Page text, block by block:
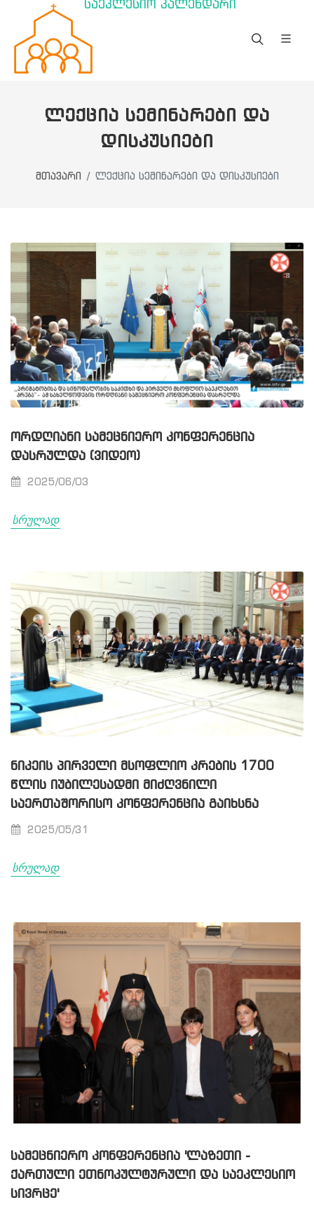
საეკლესიო კალენდარი
ᲚᲔᲥᲪᲘᲐ ᲡᲔᲛᲘᲜᲐᲠᲔᲑᲘ ᲓᲐ
ᲓᲘᲡᲙᲣᲡᲘᲔᲑᲘ
მთავარი ლექცია სემინარები და დისკუსიები
ᲝᲠᲓᲦᲘᲐᲜᲘ ᲡᲐᲛᲔᲪᲜᲘᲔᲠᲝ ᲙᲝᲜᲤᲔᲠᲔᲜᲪᲘᲐ
ᲓᲐᲡᲠᲣᲚᲓᲐ (ᲕᲘᲓᲔᲝ)
2025/06/03
სრულად
ᲜᲘᲙᲔᲘᲡ ᲞᲘᲠᲕᲔᲚᲘ ᲛᲡᲝᲤᲚᲘᲝ ᲙᲠᲔᲑᲘᲡ 1700
ᲬᲚᲘᲡ ᲘᲣᲑᲘᲚᲔᲡᲐᲓᲛᲘ ᲛᲘᲫᲦᲕᲜᲘᲚᲘ
ᲡᲐᲔᲠᲗᲐᲨᲝᲠᲘᲡᲝ ᲙᲝᲜᲤᲔᲠᲔᲜᲪᲘᲐ ᲒᲐᲘᲮᲡᲜᲐ
2025/05/31
სრულად
ᲡᲐᲛᲔᲪᲜᲘᲔᲠᲝ ᲙᲝᲜᲤᲔᲠᲔᲜᲪᲘᲐ 'ᲚᲐᲖᲔᲗᲘ -
ᲥᲐᲠᲗᲣᲚᲘ ᲔᲗᲜᲝᲙᲣᲚᲢᲣᲠᲣᲚᲘ ᲓᲐ ᲡᲐᲔᲙᲚᲔᲡᲘᲝ
ᲡᲘᲕᲠᲪᲔ'